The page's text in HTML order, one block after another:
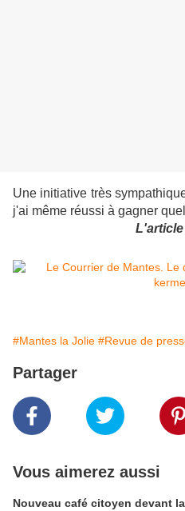
Une initiative très
j'ai même réussi à gagner
L'article
#Mantes la Jolie #Revue de
Partager
Vous aimerez aussi
Nouveau café citoyen devant